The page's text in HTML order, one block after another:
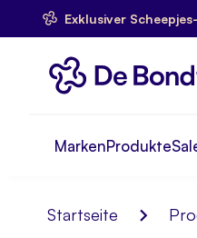
Exklusiver
Skip
to
Content
MarkenProdukte
Startseite